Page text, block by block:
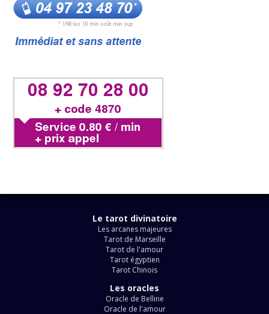
Le tarot divinatoire
Les arcanes majeures
Tarot de Marseille
Tarot de l'amour
Tarot égyptien
Tarot Chinois
Les oracles
Oracle de Belline
Oracle de l'amour